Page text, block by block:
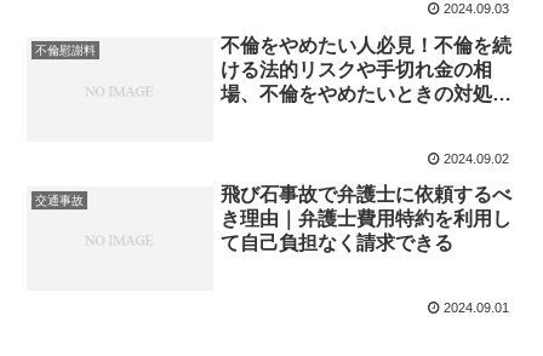
2024.09.03
不倫慰謝料
不倫をやめたい人必見！不倫を続
ける法的リスクや手切れ金の相
場、不倫をやめたいときの対処法
2024.09.02
交通事故
飛び石事故で弁護士に依頼するべ
き理由｜弁護士費用特約を利用し
て自己負担なく請求できる
2024.09.01